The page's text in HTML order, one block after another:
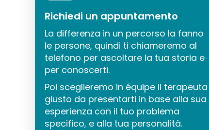
Richiedi un appuntamento
La differenza in un percorso la fanno
le persone, quindi ti chiameremo al
telefono per ascoltare la tua storia e
per conoscerti.
Poi sceglieremo in équipe il terapeuta
giusto da presentarti in base alla sua
esperienza con il tuo problema
specifico, e alla tua personalità.